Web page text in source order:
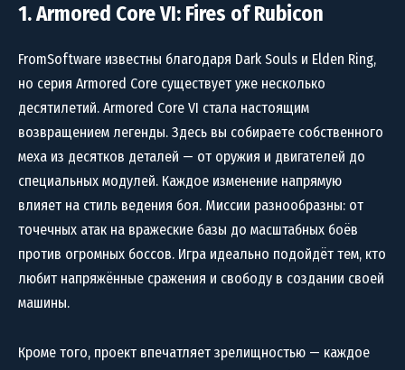
1. Armored Core VI: Fires of Rubicon
FromSoftware известны благодаря Dark Souls и Elden Ring,
но серия Armored Core существует уже несколько
десятилетий. Armored Core VI стала настоящим
возвращением легенды. Здесь вы собираете собственного
меха из десятков деталей — от оружия и двигателей до
специальных модулей. Каждое изменение напрямую
влияет на стиль ведения боя. Миссии разнообразны: от
точечных атак на вражеские базы до масштабных боёв
против огромных боссов. Игра идеально подойдёт тем, кто
любит напряжённые сражения и свободу в создании своей
машины.
Кроме того, проект впечатляет зрелищностью — каждое